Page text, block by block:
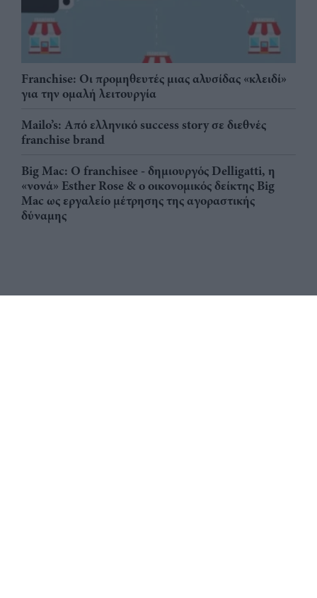
Franchise: Οι προμηθευτές μιας αλυσίδας «κλειδί»
για την ομαλή λειτουργία
Mailo’s: Από ελληνικό success story σε διεθνές
franchise brand
Big Mac: Ο franchisee - δημιουργός Delligatti, η
«νονά» Esther Rose & ο οικονομικός δείκτης Big
Mac ως εργαλείο μέτρησης της αγοραστικής
δύναμης